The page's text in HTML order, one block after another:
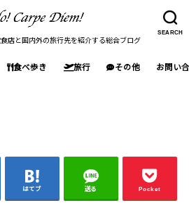
SEARCH
店と国内外の旅行先を紹介する総合ブログ
食べ歩き 旅行 その他 お問い
はてブ 送る Pocket